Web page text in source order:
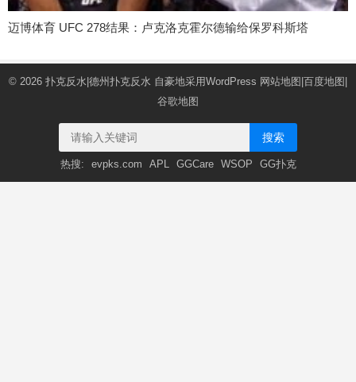
迈博体育 UFC 278结果：卢克洛克霍尔德输给保罗科斯塔
© 2026 扑克反水|德州扑克反水 自豪地采用WordPress 网站地图 百度地图
谷歌地图
搜索
热搜: evpks.com APL GGCare WSOP GG扑克